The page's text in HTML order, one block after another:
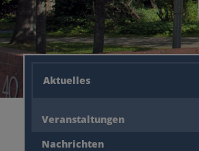
Aktuelles
Veranstaltungen
Nachrichten